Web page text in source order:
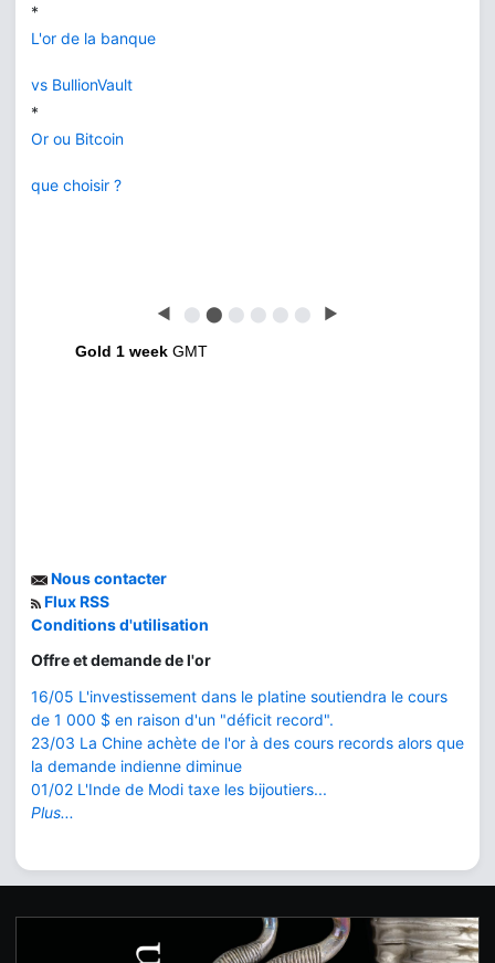
*
L'or de la banque
vs BullionVault
*
Or ou Bitcoin
que choisir ?
◀ ⬤ ⬤ ⬤ ⬤ ⬤ ⬤ ▶
Gold 1 week GMT
Nous contacter
Flux RSS
Conditions d'utilisation
Offre et demande de l'or
16/05 L'investissement dans le platine soutiendra le cours
de 1 000 $ en raison d'un "déficit record".
23/03 La Chine achète de l'or à des cours records alors que
la demande indienne diminue
01/02 L'Inde de Modi taxe les bijoutiers...
Plus...